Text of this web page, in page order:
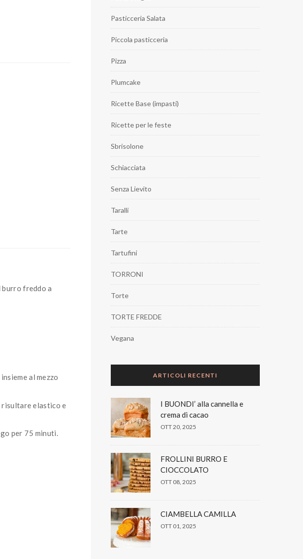
burro freddo a
al mezzo
elastico e
per 75 minuti.
Pasticceria Salata
Piccola pasticceria
Pizza
Plumcake
Ricette Base (impasti)
Ricette per le feste
Sbrisolone
Schiacciata
Senza Lievito
Taralli
Tarte
Tartufini
TORRONI
Torte
TORTE FREDDE
Vegana
ARTICOLI RECENTI
I BUONDI’ alla cannella e
crema di cacao
OTT 20, 2025
FROLLINI BURRO E
CIOCCOLATO
OTT 08, 2025
CIAMBELLA CAMILLA
OTT 01, 2025